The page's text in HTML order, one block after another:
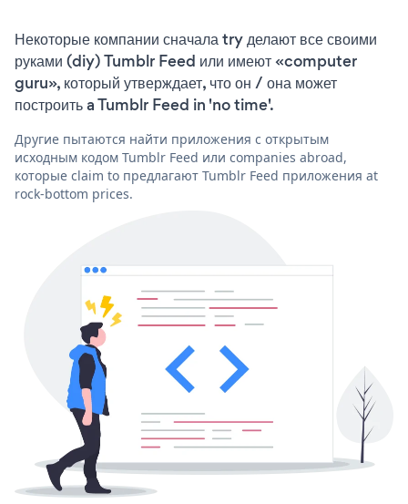
Некоторые компании сначала try делают все своими
руками (diy) Tumblr Feed или имеют «computer
guru», который утверждает, что он / она может
построить a Tumblr Feed in 'no time'.
Другие пытаются найти приложения с открытым
исходным кодом Tumblr Feed или companies abroad,
которые claim to предлагают Tumblr Feed приложения at
rock-bottom prices.